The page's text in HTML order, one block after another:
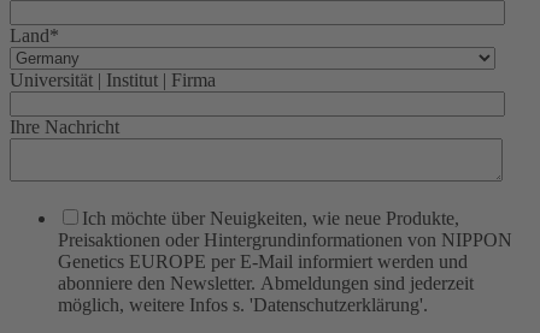
Land*
Universität | Institut | Firma
Ihre Nachricht
Ich möchte über Neuigkeiten, wie neue Produkte,
Preisaktionen oder Hintergrundinformationen von NIPPON
Genetics EUROPE per E-Mail informiert werden und
abonniere den Newsletter. Abmeldungen sind jederzeit
möglich, weitere Infos s. 'Datenschutzerklärung'.